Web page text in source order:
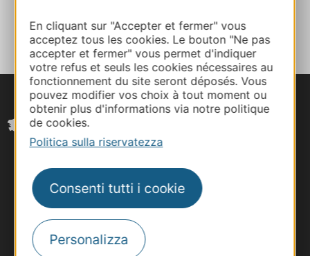
En cliquant sur "Accepter et fermer" vous
acceptez tous les cookies. Le bouton "Ne pas
accepter et fermer" vous permet d'indiquer
votre refus et seuls les cookies nécessaires au
fonctionnement du site seront déposés. Vous
pouvez modifier vos choix à tout moment ou
obtenir plus d'informations via notre politique
de cookies.
Politica sulla riservatezza
Consenti tutti i cookie
Personalizza
AL TACCUINO